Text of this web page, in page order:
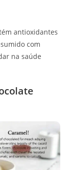
antioxidantes
com
na saúde